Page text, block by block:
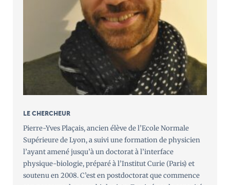
LE CHERCHEUR
Pierre-Yves Plaçais, ancien élève de l’Ecole Normale
Supérieure de Lyon, a suivi une formation de physicien
l’ayant amené jusqu’à un doctorat à l’interface
physique-biologie, préparé à l’Institut Curie (Paris) et
soutenu en 2008. C’est en postdoctorat que commence